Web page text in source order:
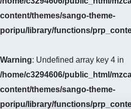
content/themes/sango-theme-
poripu/library/functions/
Warning: Undefined array key 4 in
/home/c3294606/public_html/
content/themes/sango-theme-
poripu/library/functions/